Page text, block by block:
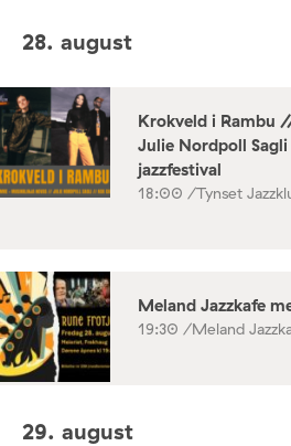
28. august
Krokveld i Rambu
Julie Nordpoll
jazzfestival
18:00 /Tynset
Meland Jazzkafe
19:30 /Meland
29. august